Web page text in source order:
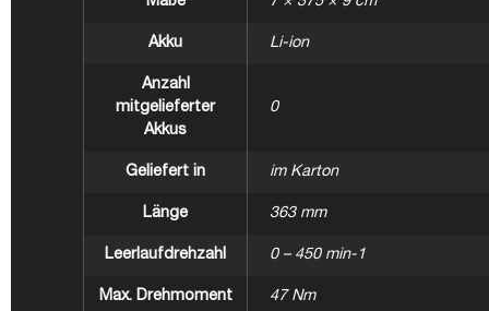
Akku Li-ion
Anzahl
mitgelieferter
Akkus
0
Geliefert in im Karton
Länge 363 mm
Leerlaufdrehzahl 0 – 450 min-1
Max. Drehmoment 47 Nm